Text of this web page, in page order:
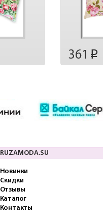
361 p
RUZAMODA.SU
Новинки
Скидки
Отзывы
Каталог
Контакты